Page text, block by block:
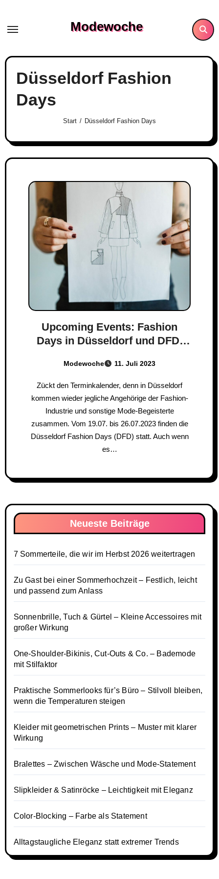
content
Modewoche
Düsseldorf Fashion
Days
Start Düsseldorf Fashion Days
Upcoming Events: Fashion
Days in Düsseldorf und DFD-
Modewoche 11. Juli 2023
Zückt den Terminkalender, denn in Düsseldorf
kommen wieder jegliche Angehörige der Fashion-
Industrie und sonstige Mode-Begeisterte
zusammen. Vom 19.07. bis 26.07.2023 finden die
Düsseldorf Fashion Days (DFD) statt. Auch wenn
es…
Neueste Beiträge
7 Sommerteile, die wir im Herbst 2026 weitertragen
Zu Gast bei einer Sommerhochzeit – Festlich, leicht
und passend zum Anlass
Sonnenbrille, Tuch & Gürtel – Kleine Accessoires mit
großer Wirkung
One-Shoulder-Bikinis, Cut-Outs & Co. – Bademode
mit Stilfaktor
Praktische Sommerlooks für’s Büro – Stilvoll bleiben,
wenn die Temperaturen steigen
Kleider mit geometrischen Prints – Muster mit klarer
Wirkung
Bralettes – Zwischen Wäsche und Mode-Statement
Slipkleider & Satinröcke – Leichtigkeit mit Eleganz
Color-Blocking – Farbe als Statement
Alltagstaugliche Eleganz statt extremer Trends